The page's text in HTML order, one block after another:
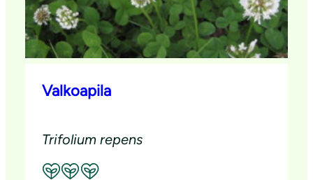
Valkoapila
Trifolium repens
Suositeltavuus: Erinomainen pölyttäjäkasvi